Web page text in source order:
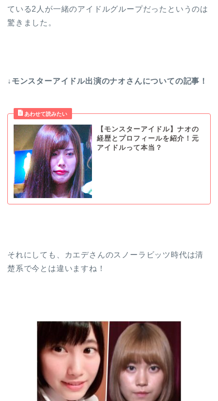
ている2人が一緒のアイドルグループだったというのは
驚きました。
↓モンスターアイドル出演のナオさんについての記事！
【モンスターアイドル】ナオの
経歴とプロフィールを紹介！元
アイドルって本当？
それにしても、カエデさんのスノーラビッツ時代は清
楚系で今とは違いますね！